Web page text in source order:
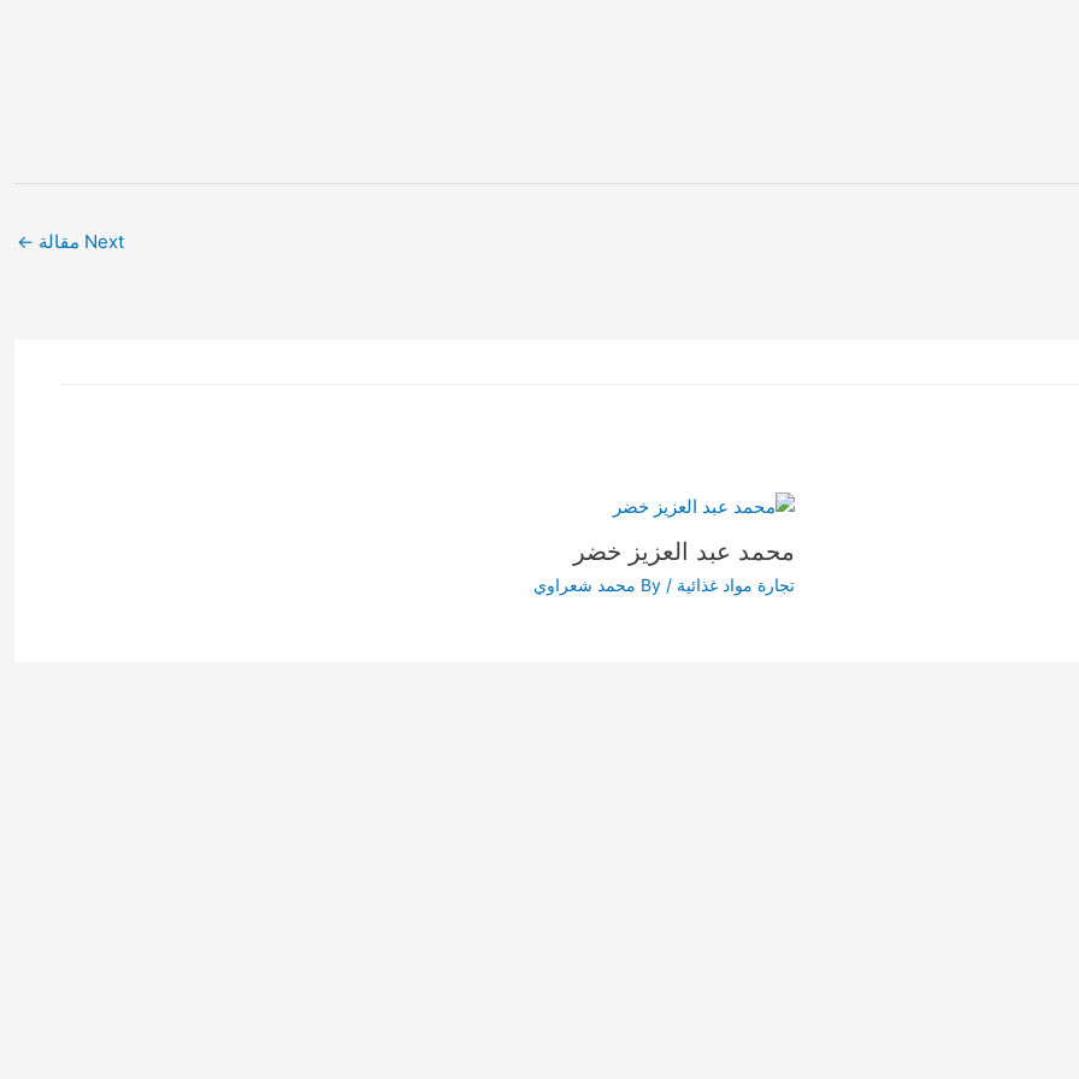
Next مقالة ←
محمد عبد العزيز خضر
تجارة مواد غذائية / By محمد شعراوي